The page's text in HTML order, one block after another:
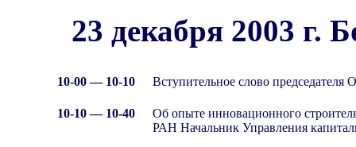
23 декабря 2003 г.
10-00 — 10-10 Вступительное слово
10-10 — 10-40
Об опыте инновационного
РАН Начальник Управления